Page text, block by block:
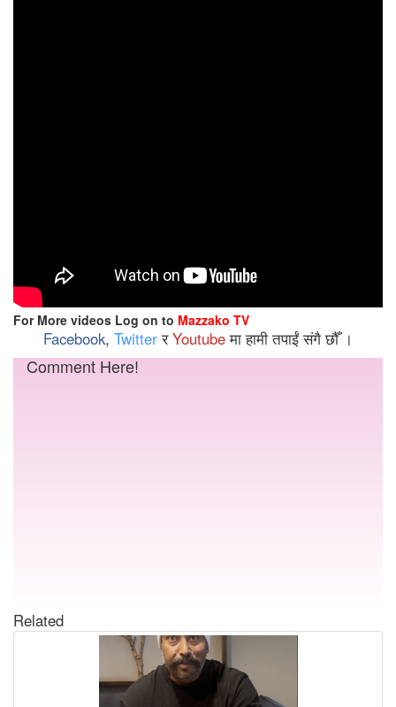
For More videos Log on to Mazzako TV
Facebook, TwitterरYoutubeमा हामी तपाईं संगै छौँ ।
Comment Here!
Related